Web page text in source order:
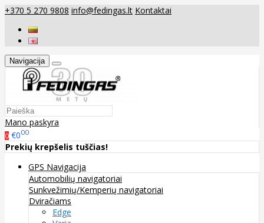
+370 5 270 9808 info@fedingas.lt Kontaktai
Navigacija
Mano paskyra
0 €000
Prekių krepšelis tuščias!
GPS Navigacija
Automobilių navigatoriai
Sunkvežimių/Kemperių navigatoriai
Dviračiams
Edge